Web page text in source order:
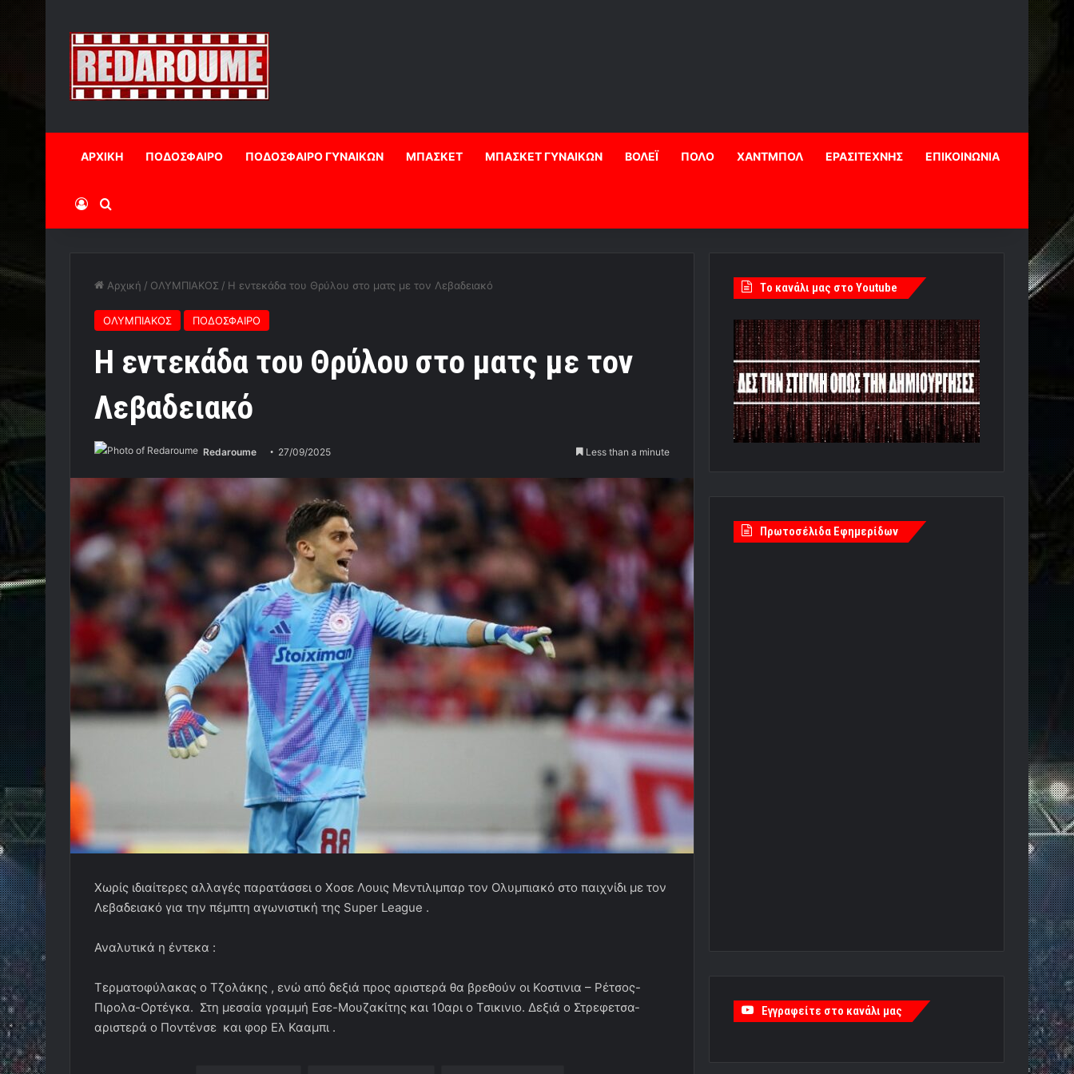
ΑΡΧΙΚΗ ΠΟΔΟΣΦΑΙΡΟ ΠΟΔΟΣΦΑΙΡΟ ΓΥΝΑΙΚΩΝ ΜΠΑΣΚΕΤ ΜΠΑΣΚΕΤ ΓΥΝΑΙΚΩΝ ΒΟΛΕΪ ΠΟΛΟ ΧΑΝΤΜΠΟΛ ΕΡΑΣΙΤΕΧΝΗΣ ΕΠΙΚΟΙΝΩΝΙΑ
Log InΑναζήτηση
Αρχική / ΟΛΥΜΠΙΑΚΟΣ / Η εντεκάδα του Θρύλου στο ματς με τον Λεβαδειακό
ΟΛΥΜΠΙΑΚΟΣ ΠΟΔΟΣΦΑΙΡΟ
Η εντεκάδα του Θρύλου στο ματς με τον
Λεβαδειακό
Redaroume 27/09/2025 Less than a minute
Χωρίς ιδιαίτερες αλλαγές παρατάσσει ο Χοσε Λουις Μεντιλιμπαρ τον Ολυμπιακό στο παιχνίδι με τον
Λεβαδειακό για την πέμπτη αγωνιστική της Super League .
Αναλυτικά η έντεκα :
Τερματοφύλακας ο Τζολάκης , ενώ από δεξιά προς αριστερά θα βρεθούν οι Κοστινια – Ρέτσος-
Πιρολα-Ορτέγκα. Στη μεσαία γραμμή Εσε-Μουζακίτης και 10αρι ο Τσικινιο. Δεξιά ο Στρεφετσα-
αριστερά ο Ποντένσε και φορ Ελ Κααμπι .
Tο κανάλι μας στο Youtube
Πρωτοσέλιδα Εφημερίδων
Εγγραφείτε στο κανάλι μας